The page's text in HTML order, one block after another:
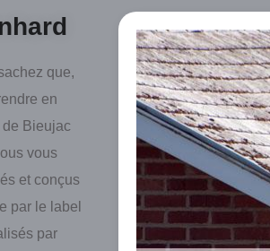
que,
en
de Bieujac
vous
et conçus
par le label
par